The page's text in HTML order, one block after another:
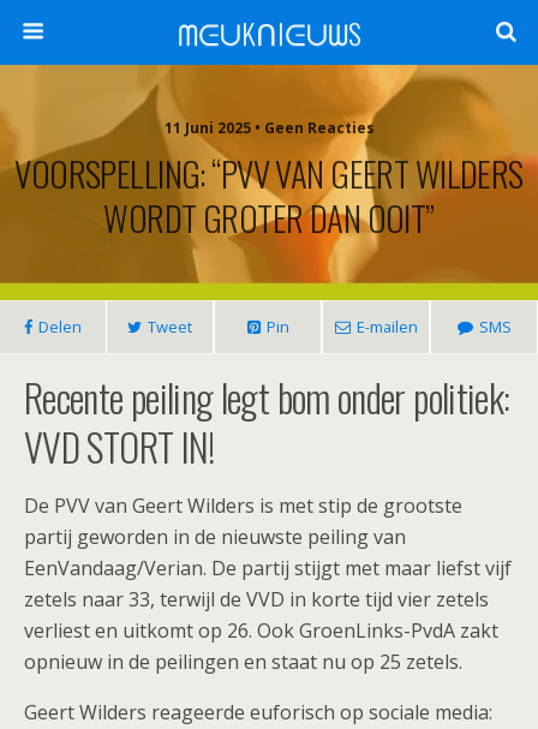
ᗰᕮᑌKᑎIᕮᑌᗯS
11 Juni 2025 • Geen Reacties
VOORSPELLING: “PVV VAN GEERT WILDERS
WORDT GROTER DAN OOIT”
Delen Tweet Pin E-mailen SMS
Recente peiling legt bom onder politiek:
VVD STORT IN!
De PVV van Geert Wilders is met stip de grootste
partij geworden in de nieuwste peiling van
EenVandaag/Verian. De partij stijgt met maar liefst vijf
zetels naar 33, terwijl de VVD in korte tijd vier zetels
verliest en uitkomt op 26. Ook GroenLinks-PvdA zakt
opnieuw in de peilingen en staat nu op 25 zetels.
Geert Wilders reageerde euforisch op sociale media: